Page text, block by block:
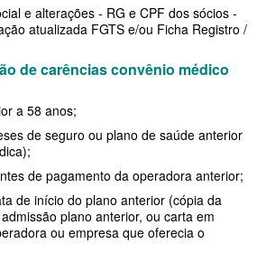
SAÚDE INDIVIDUAL
PLANO DE SAÚDE INDIVIDUAL
SAÚDE FAMILIAR
SAÚDE FAMILIAR
SAÚDE FAMILIAR
DE SAÚDE FAMILIAR
FAMILIAR
e alterações - RG e CPF dos sócios -
atualizada FGTS e/ou Ficha Registro /
de carências convênio médico
a 58 anos;
de seguro ou plano de saúde anterior
de pagamento da operadora anterior;
de início do plano anterior (cópia da
plano anterior, ou carta em
ou empresa que oferecia o